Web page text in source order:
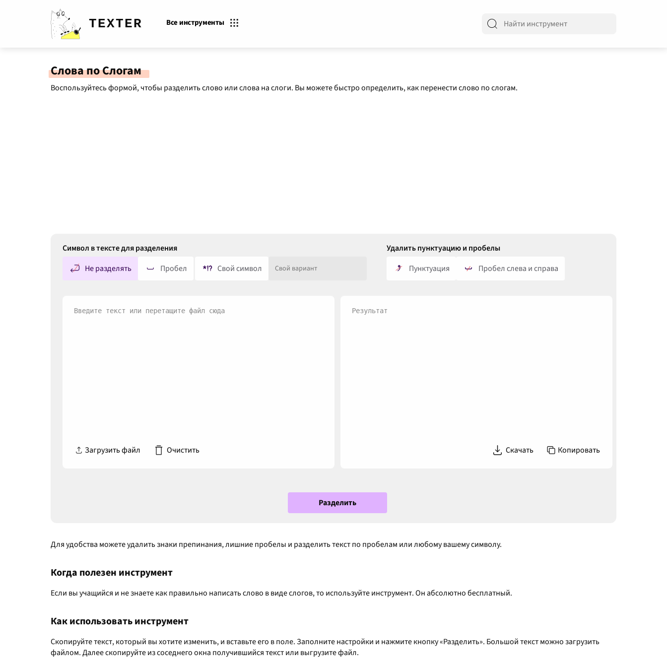
TEXTER Все инструменты
Слова по Cлогам
Воспользуйтесь формой, чтобы разделить слово или слова на слоги. Вы можете быстро определить, как перенести слово по слогам.
Символ в тексте для разделения
Не разделять
Пробел Свой символ
Удалить пунктуацию и пробелы
Пунктуация
Пробел слева и справа
Введите текст или перетащите файл сюда Результат
Загрузить файл Очистить
Разделить
Скачать Копировать
Для удобства можете удалить знаки препинания, лишние пробелы и разделить текст по пробелам или любому вашему символу.
Когда полезен инструмент
Если вы учащийся и не знаете как правильно написать слово в виде слогов, то используйте инструмент. Он абсолютно бесплатный.
Как использовать инструмент
Скопируйте текст, который вы хотите изменить, и вставьте его в поле. Заполните настройки и нажмите кнопку «Разделить». Большой текст можно загрузить
файлом. Далее скопируйте из соседнего окна получившийся текст или выгрузите файл.